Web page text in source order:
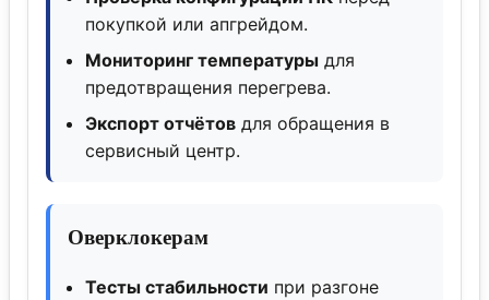
покупкой или апгрейдом.
Мониторинг температуры для
предотвращения перегрева.
Экспорт отчётов для обращения в
сервисный центр.
Оверклокерам
Тесты стабильности при разгоне